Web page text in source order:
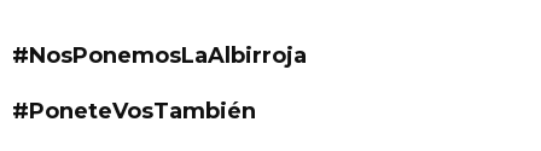
centros de compra del país o en los
comodidad, se encuentra habilitado nuestro
#NosPonemosLaAlbirroja
#PoneteVosTambién